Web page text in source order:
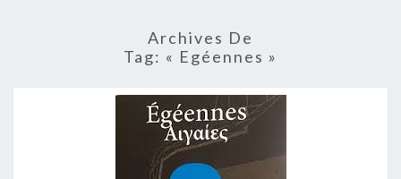
Archives De
Tag: « Egéennes »